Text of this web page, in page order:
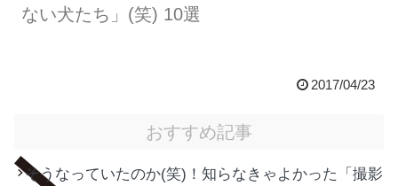
ない犬たち」(笑) 10選
2017/04/23
おすすめ記事
そうなっていたのか(笑)！知らなきゃよかった「撮影